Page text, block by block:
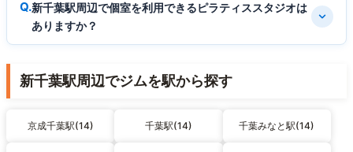
新千葉駅周辺で個室を利用できるピラティススタジオは
ありますか？
新千葉駅周辺でジムを駅から探す
京成千葉駅(14) 千葉駅(14) 千葉みなと駅(14)